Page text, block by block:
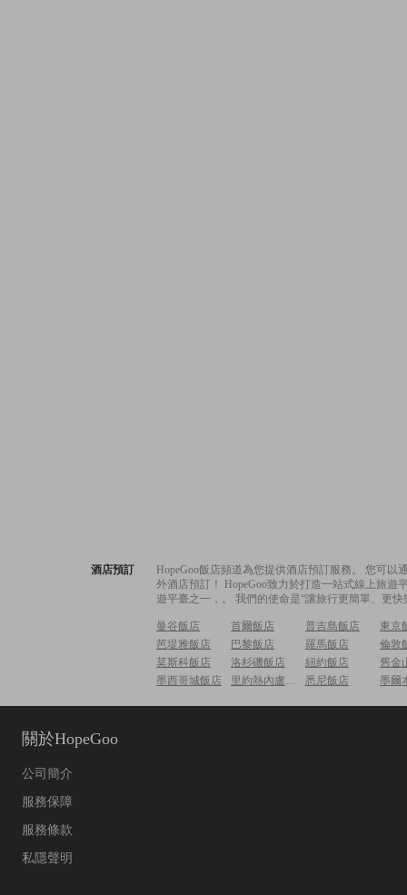
酒店預訂
HopeGoo飯店頻道為您提供酒店預訂服務。 您可
外酒店預訂！ HopeGoo致力於打造一站式線上旅
遊平臺之一，。 我們的使命是“讓旅行更簡單、更
曼谷飯店 首爾飯店 普吉島飯店
東京
芭堤雅飯店
巴黎飯店 羅馬飯店
倫敦
莫斯科飯店
洛杉磯飯店 紐約飯店
舊金
墨西哥城飯店
里約熱內盧飯店 悉尼飯店 墨爾
關於HopeGoo
公司簡介
服務保障
服務條款
私隱聲明